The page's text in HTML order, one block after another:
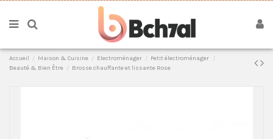
Accueil Maison & Cuisine Electroménager
Petit électroménager
Beauté & Bien Être
Brosse chauffante et lissante Rose